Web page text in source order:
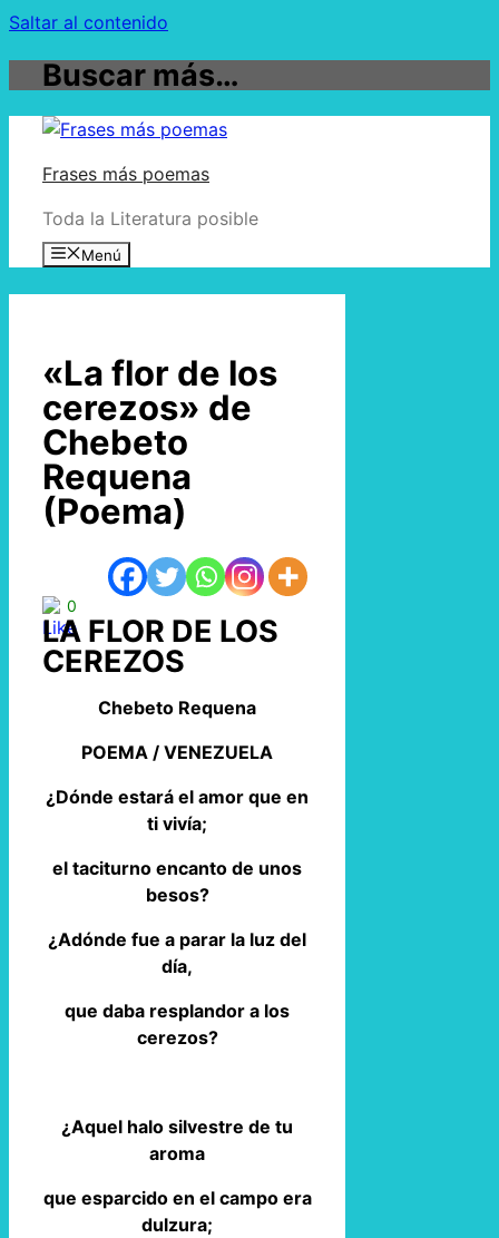
Saltar al contenido
Buscar más…
Frases más poemas
Toda la Literatura posible
Menú
«La flor de los
cerezos» de
Chebeto
Requena
(Poema)
0
LA FLOR DE LOS
CEREZOS
Chebeto Requena
POEMA / VENEZUELA
¿Dónde estará el amor que en
ti vivía;
el taciturno encanto de unos
besos?
¿Adónde fue a parar la luz del
día,
que daba resplandor a los
cerezos?
¿Aquel halo silvestre de tu
aroma
que esparcido en el campo era
dulzura;